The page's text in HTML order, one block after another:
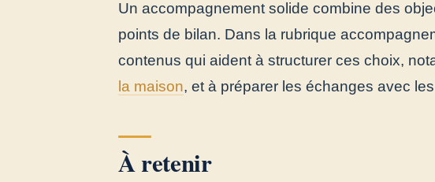
Un accompagnement solide combine des
points de bilan. Dans la rubrique
contenus qui aident à structurer ces choix,
la maison, et à préparer les échanges avec
À retenir